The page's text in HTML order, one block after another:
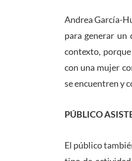
Andrea García-
para generar un
contexto,
con una mujer
se encuentren y
PÚBLICO
El público